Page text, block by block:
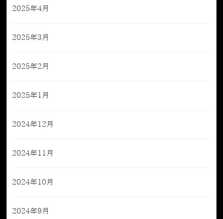
2025年4月
2025年3月
2025年2月
2025年1月
2024年12月
2024年11月
2024年10月
2024年9月